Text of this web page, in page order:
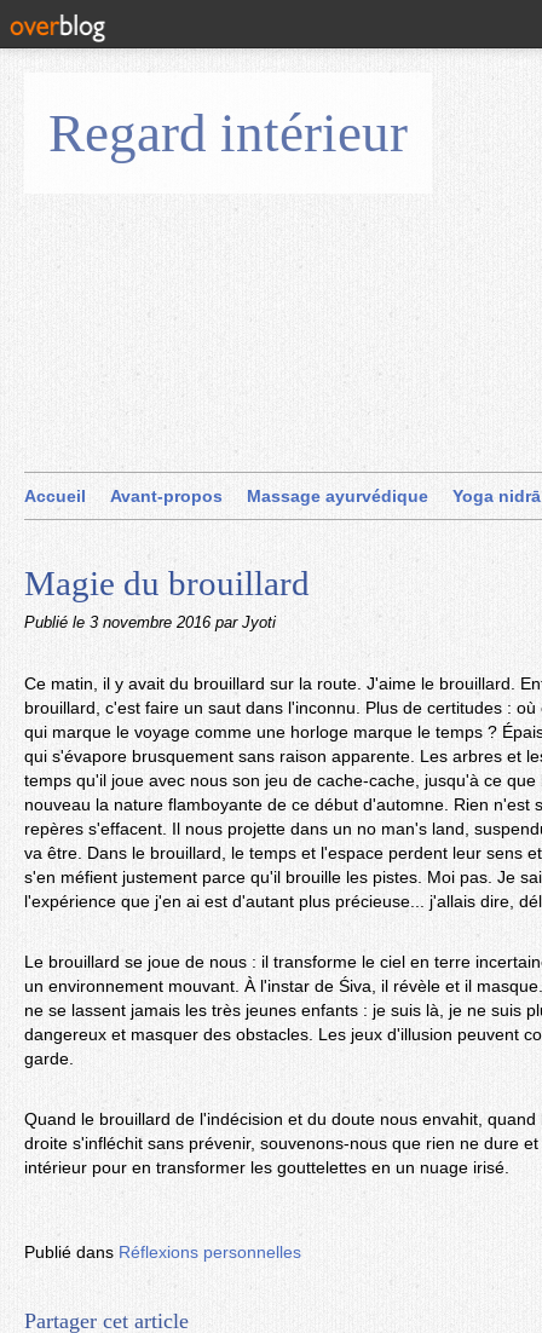
Regard intérieur
Accueil Avant-propos Massage ayurvédique Yoga nidrā
Magie du brouillard
Publié le 3 novembre 2016 par Jyoti
Ce matin, il y avait du brouillard sur la route. J'aime le brouillard.
brouillard, c'est faire un saut dans l'inconnu. Plus de certitudes :
qui marque le voyage comme une horloge marque le temps ?
qui s'évapore brusquement sans raison apparente. Les arbres et
temps qu'il joue avec nous son jeu de cache-cache, jusqu'à ce
nouveau la nature flamboyante de ce début d'automne. Rien n'est
repères s'effacent. Il nous projette dans un no man's land,
va être. Dans le brouillard, le temps et l'espace perdent leur sens
s'en méfient justement parce qu'il brouille les pistes. Moi pas. Je
l'expérience que j'en ai est d'autant plus précieuse... j'allais dire,
Le brouillard se joue de nous : il transforme le ciel en terre
un environnement mouvant. À l'instar de Śiva, il révèle et il
ne se lassent jamais les très jeunes enfants : je suis là, je ne suis
dangereux et masquer des obstacles. Les jeux d'illusion peuvent
garde.
Quand le brouillard de l'indécision et du doute nous envahit,
droite s'infléchit sans prévenir, souvenons-nous que rien ne dure
intérieur pour en transformer les gouttelettes en un nuage irisé.
Publié dans Réflexions personnelles
Partager cet article